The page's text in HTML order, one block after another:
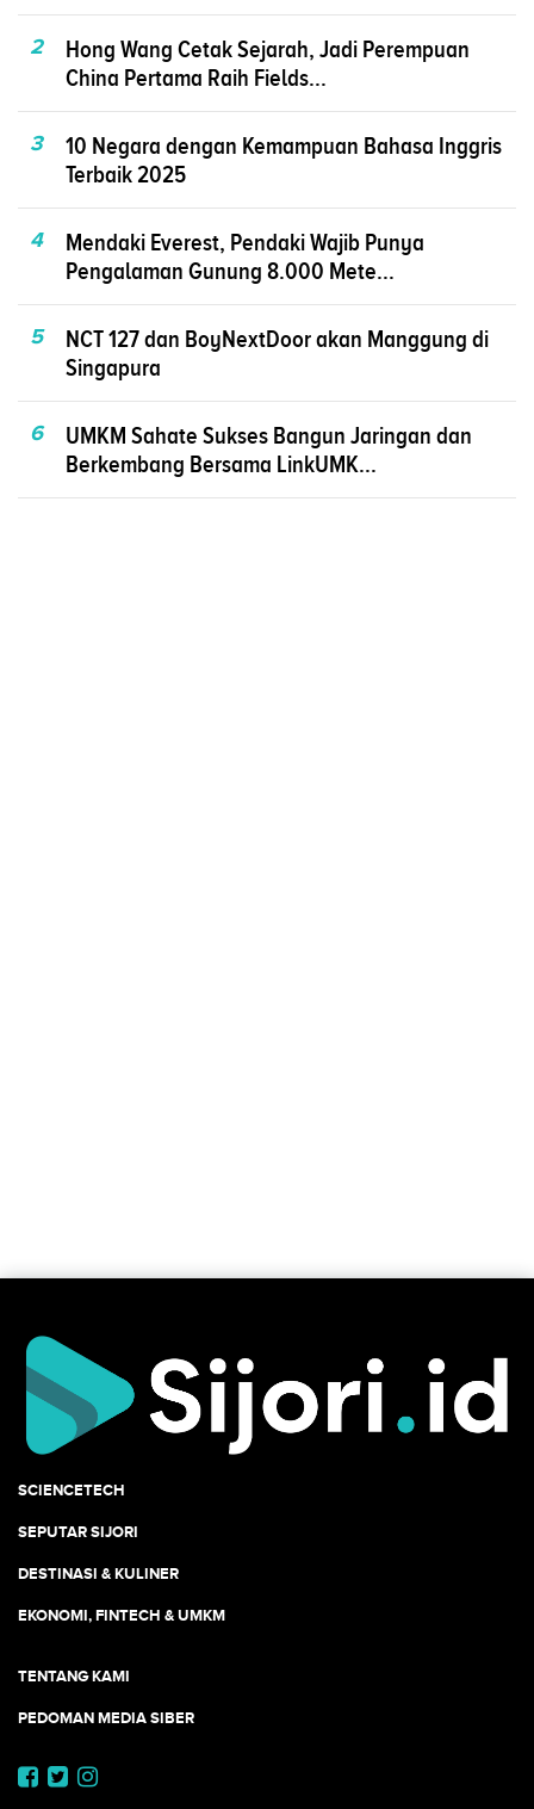
2
Hong Wang Cetak Sejarah, Jadi Perempuan
China Pertama Raih Fields...
3
10 Negara dengan Kemampuan Bahasa Inggris
Terbaik 2025
4
Mendaki Everest, Pendaki Wajib Punya
Pengalaman Gunung 8.000 Mete...
5
NCT 127 dan BoyNextDoor akan Manggung di
Singapura
6
UMKM Sahate Sukses Bangun Jaringan dan
Berkembang Bersama LinkUMK...
SCIENCETECH
SEPUTAR SIJORI
DESTINASI & KULINER
EKONOMI, FINTECH & UMKM
TENTANG KAMI
PEDOMAN MEDIA SIBER